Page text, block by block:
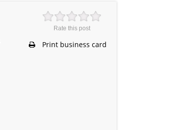
Rate this post
Print business card